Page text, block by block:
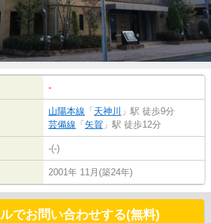
-
山陽本線 「 天神川 」駅 徒歩9分
芸備線 「 矢賀 」駅 徒歩12分
-(-)
2001年 11月(築24年)
でお問い合わせする(無料)